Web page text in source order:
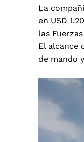
La
en USD
las
El alcance
de mando